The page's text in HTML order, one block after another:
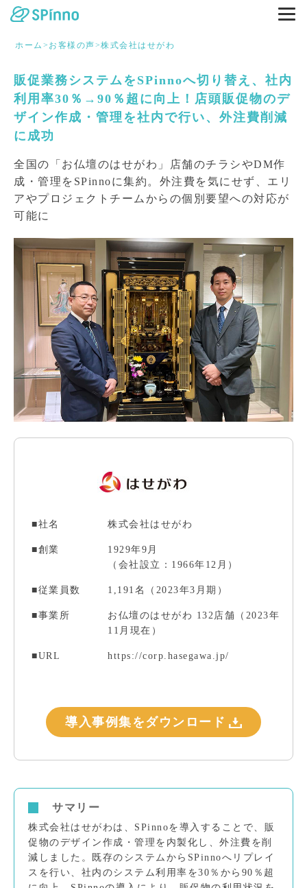
ホーム > お客様の声>株式会社はせがわ
販促業務システムをSPinnoへ切り替え、社内
利用率30％→90％超に向上！店頭販促物のデ
ザイン作成・管理を社内で行い、外注費削減
に成功
全国の「お仏壇のはせがわ」店舗のチラシやDM作
成・管理をSPinnoに集約。外注費を気にせず、エリ
アやプロジェクトチームからの個別要望への対応が
可能に
■社名 株式会社はせがわ
■創業
1929年9月
（会社設立：1966年12月）
■従業員数 1,191名（2023年3月期）
■事業所
お仏壇のはせがわ 132店舗（2023年
11月現在）
■URL https://corp.hasegawa.jp/
導入事例集をダウンロード
サマリー
株式会社はせがわは、SPinnoを導入することで、販
促物のデザイン作成・管理を内製化し、外注費を削
減しました。既存のシステムからSPinnoへリプレイ
スを行い、社内のシステム利用率を30％から90％超